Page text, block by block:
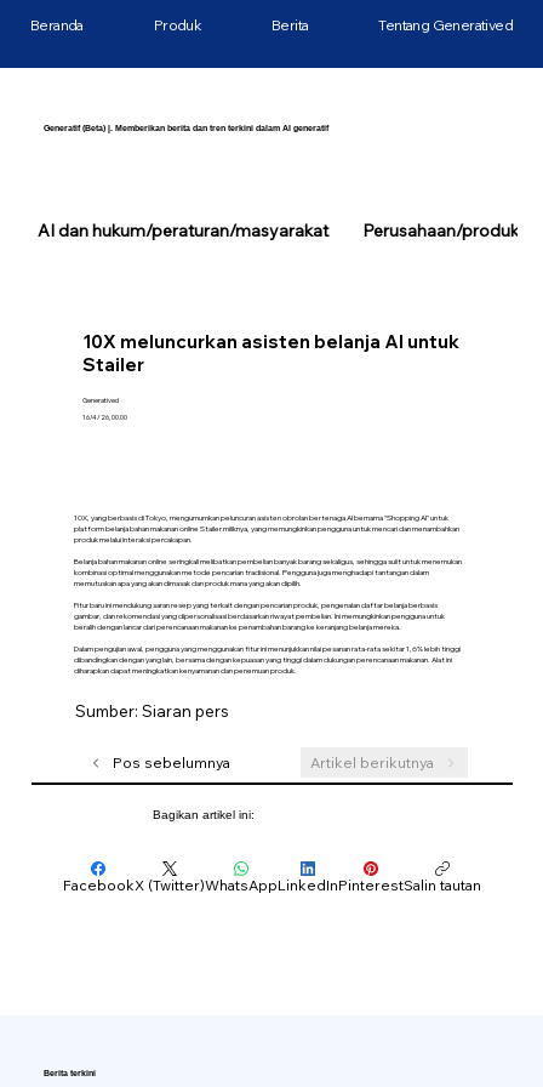
Generatif (Beta) |. Memberikan berita dan tren terkini dalam AI generatif
10X meluncurkan asisten belanja AI untuk
Stailer
Generatived
16/4/26, 00.00
10X, yang berbasis di Tokyo, mengumumkan peluncuran asisten obrolan bertenaga AI bernama "Shopping AI" untuk
platform belanja bahan makanan online Stailer miliknya, yang memungkinkan pengguna untuk mencari dan menambahkan
produk melalui interaksi percakapan.
Belanja bahan makanan online seringkali melibatkan pembelian banyak barang sekaligus, sehingga sulit untuk menemukan
kombinasi optimal menggunakan metode pencarian tradisional. Pengguna juga menghadapi tantangan dalam
memutuskan apa yang akan dimasak dan produk mana yang akan dipilih.
Fitur baru ini mendukung saran resep yang terkait dengan pencarian produk, pengenalan daftar belanja berbasis
gambar, dan rekomendasi yang dipersonalisasi berdasarkan riwayat pembelian. Ini memungkinkan pengguna untuk
beralih dengan lancar dari perencanaan makanan ke penambahan barang ke keranjang belanja mereka.
Dalam pengujian awal, pengguna yang menggunakan fitur ini menunjukkan nilai pesanan rata-rata sekitar 1,6% lebih tinggi
dibandingkan dengan yang lain, bersama dengan kepuasan yang tinggi dalam dukungan perencanaan makanan. Alat ini
diharapkan dapat meningkatkan kenyamanan dan penemuan produk.
Sumber: Siaran pers
Pos sebelumnya Artikel berikutnya
Beranda Produk Berita Tentang Generatived
Bagikan artikel ini:
FacebookX (Twitter)WhatsAppLinkedInPinterestSalin tautan
AI dan hukum/peraturan/masyarakat Perusahaan/produk/
Berita terkini